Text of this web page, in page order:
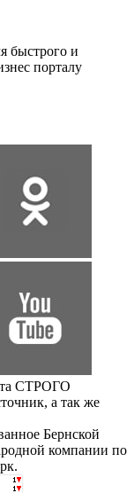
быстрого и
порталу
СТРОГО
а так же
Бернской
компании по